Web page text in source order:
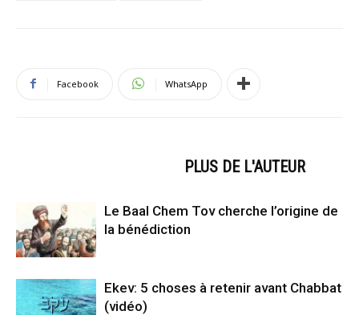
Facebook WhatsApp
PLUS DE L'AUTEUR
Le Baal Chem Tov cherche l’origine de
la bénédiction
Ekev: 5 choses à retenir avant Chabbat
(vidéo)